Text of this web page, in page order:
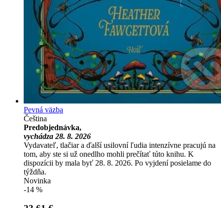
Pevná väzba
Čeština
Predobjednávka,
vychádza 28. 8. 2026
Vydavateľ, tlačiar a ďalší usilovní ľudia intenzívne pracujú na
tom, aby ste si už onedlho mohli prečítať túto knihu. K
dispozícii by mala byť 28. 8. 2026. Po vyjdení posielame do
týždňa.
Novinka
-14 %